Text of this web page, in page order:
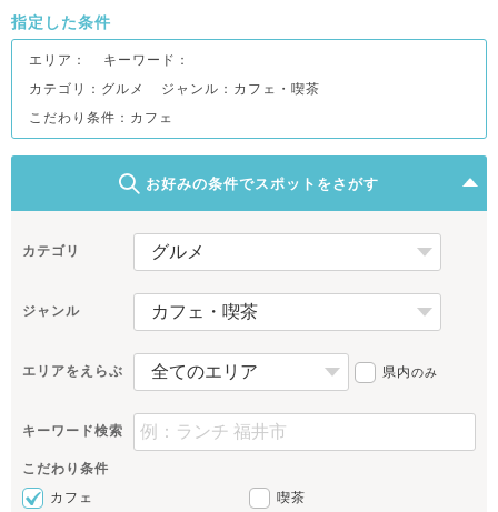
指定した条件
エリア：
キーワード：
カテゴリ：グルメ
ジャンル：カフェ・喫茶
こだわり条件： カフェ
お好みの条件でスポットをさがす
カテゴリ
ジャンル
エリアをえらぶ 県内のみ
キーワード検索
こだわり条件
カフェ
喫茶